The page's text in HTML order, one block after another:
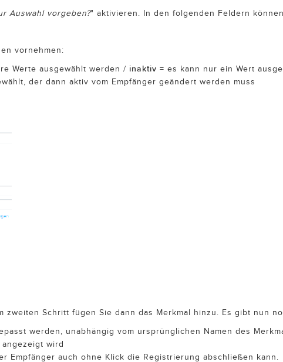
Auswahl vorgeben?" aktivieren. In den folgenden Feldern
vornehmen:
Werte ausgewählt werden / inaktiv = es kann nur ein Wert
der dann aktiv vom Empfänger geändert werden muss
zweiten Schritt fügen Sie dann das Merkmal hinzu. Es gibt nun
werden, unabhängig vom ursprünglichen Namen des
wird
Empfänger auch ohne Klick die Registrierung abschließen kann.